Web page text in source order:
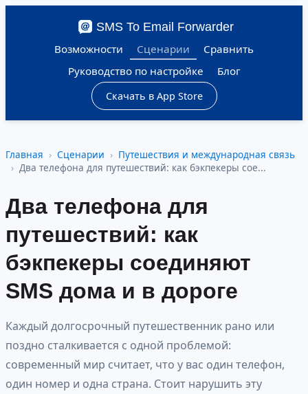
SMS To Email Forwarder
Возможности
Сценарии
Сравнить
Руководство по настройке
Блог
Скачать в App Store
Главная Сценарии
Путешествия и международная связь
Два телефона для путешествий: как бэкпекеры сое...
Два телефона для
путешествий: как
бэкпекеры соединяют
SMS дома и в дороге
Каждый долгосрочный путешественник рано или
поздно сталкивается с одной проблемой:
современный мир считает, что у вас один телефон,
один номер и одна страна. Стоит нарушить эту